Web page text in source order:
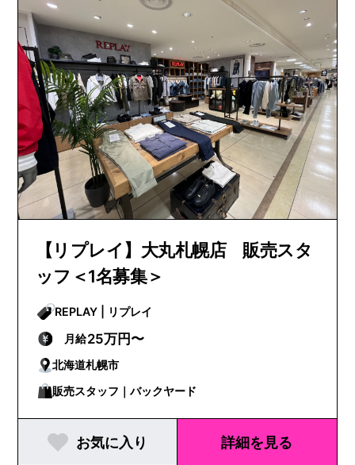
【リプレイ】大丸札幌店 販売スタ
ッフ＜1名募集＞
REPLAY | リプレイ
月給25万円〜
北海道札幌市
販売スタッフ｜バックヤード
お気に入り 詳細を見る